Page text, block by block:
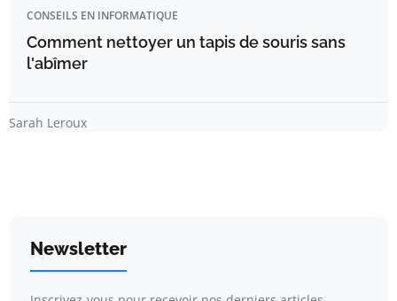
CONSEILS EN INFORMATIQUE
Comment nettoyer un tapis de souris sans
l'abîmer
Sarah Leroux
Newsletter